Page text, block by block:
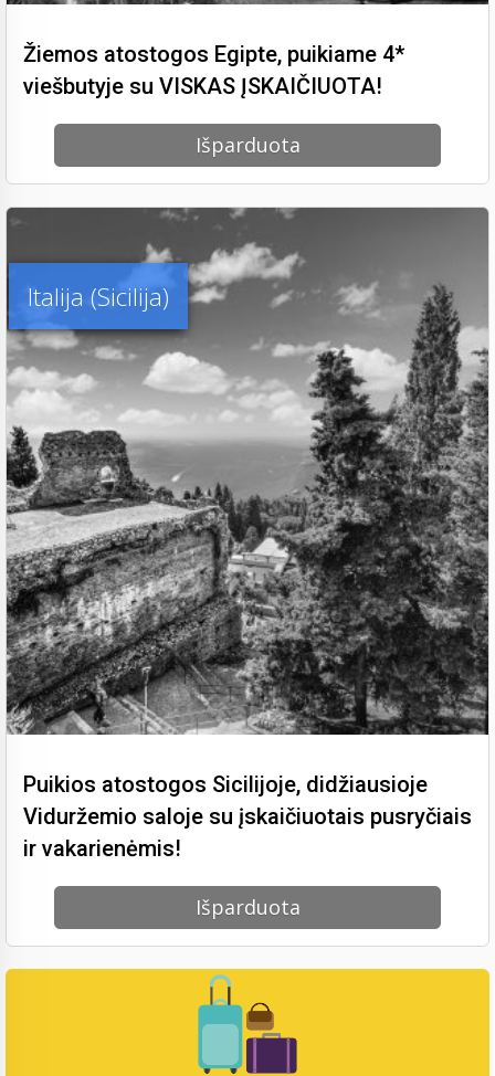
Žiemos atostogos Egipte, puikiame 4*
viešbutyje su VISKAS ĮSKAIČIUOTA!
Išparduota
Italija (Sicilija)
Puikios atostogos Sicilijoje, didžiausioje
Viduržemio saloje su įskaičiuotais pusryčiais
ir vakarienėmis!
Išparduota